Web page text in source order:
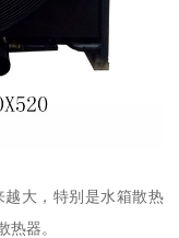
大，特别是水箱散热
器。